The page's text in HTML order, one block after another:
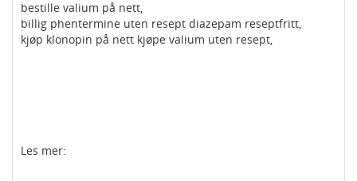
bestille valium på nett,
billig phentermine uten resept diazepam reseptfritt,
kjøp klonopin på nett kjøpe valium uten resept,
Les mer: